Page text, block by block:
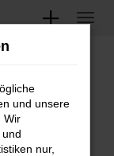
und unsere
Wir
nur,